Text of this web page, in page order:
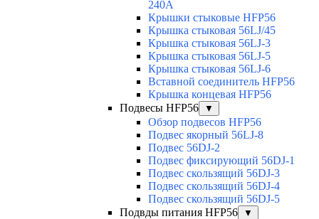
240A
Крышки стыковые HFP56
Крышка стыковая 56LJ/45
Крышка стыковая 56LJ-3
Крышка стыковая 56LJ-5
Крышка стыковая 56LJ-6
Вставной соединитель HFP56
Крышка концевая HFP56
Подвесы HFP56
▼
Обзор подвесов HFP56
Подвес якорный 56LJ-8
Подвес 56DJ-2
Подвес фиксирующий 56DJ-1
Подвес скользящий 56DJ-3
Подвес скользящий 56DJ-4
Подвес скользящий 56DJ-5
Подвды питания HFP56
▼